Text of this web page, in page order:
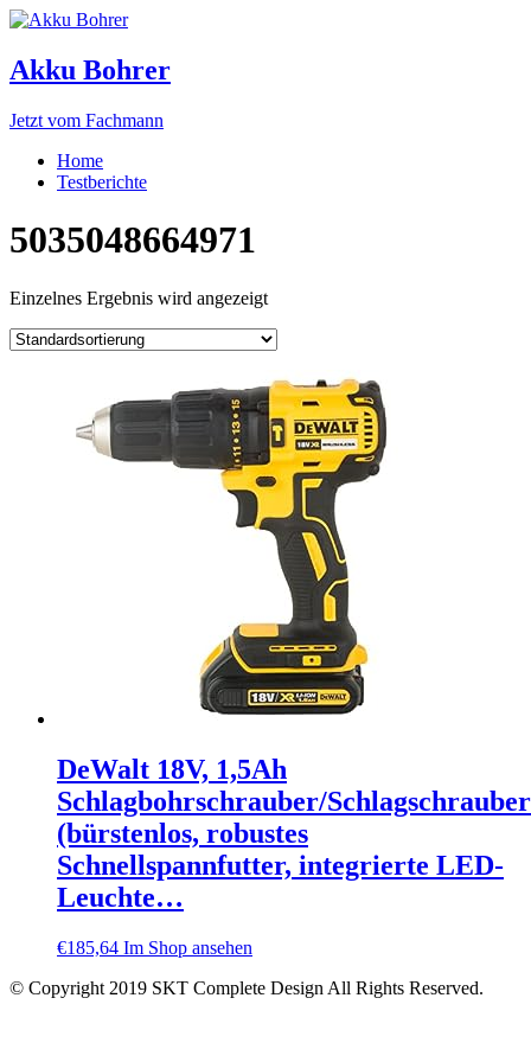
Akku Bohrer
Jetzt vom Fachmann
Home
Testberichte
5035048664971
Einzelnes Ergebnis wird angezeigt
DeWalt 18V, 1,5Ah
Schlagbohrschrauber/Schlagschrauber
(bürstenlos, robustes
Schnellspannfutter, integrierte LED-
Leuchte…
€185,64 Im Shop ansehen
© Copyright 2019 SKT Complete Design All Rights Reserved.